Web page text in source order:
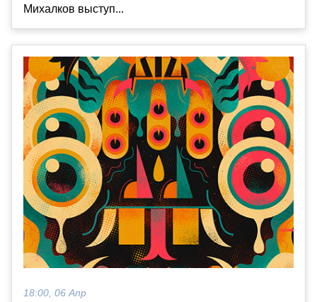
Михалков выступ...
18:00, 06 Апр